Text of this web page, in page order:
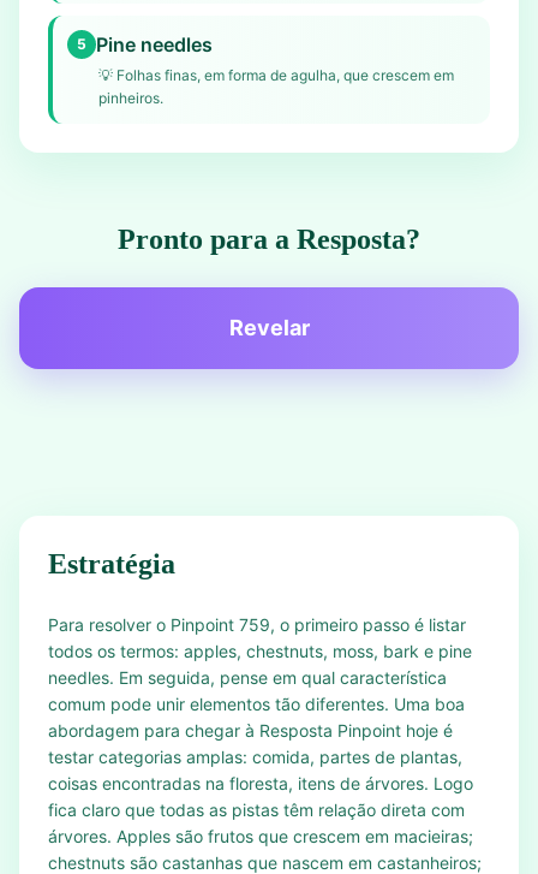
5 Pine needles
💡 Folhas finas, em forma de agulha, que crescem em
pinheiros.
Pronto para a Resposta?
Revelar
Estratégia
Para resolver o Pinpoint 759, o primeiro passo é listar
todos os termos: apples, chestnuts, moss, bark e pine
needles. Em seguida, pense em qual característica
comum pode unir elementos tão diferentes. Uma boa
abordagem para chegar à Resposta Pinpoint hoje é
testar categorias amplas: comida, partes de plantas,
coisas encontradas na floresta, itens de árvores. Logo
fica claro que todas as pistas têm relação direta com
árvores. Apples são frutos que crescem em macieiras;
chestnuts são castanhas que nascem em castanheiros;